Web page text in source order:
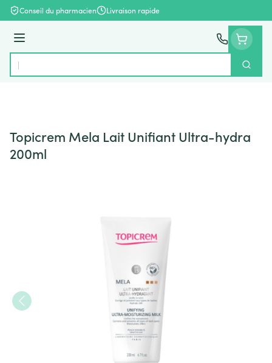
Aller au contenu
Conseil du pharmacien Livraison rapide
Menu
Rechercher
Topicrem Mela Lait Unifiant Ultra-hydra
200ml